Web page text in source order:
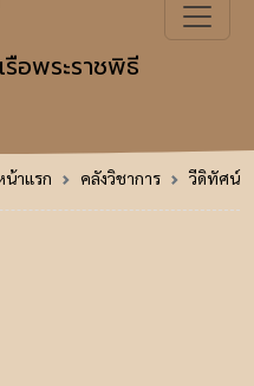
อพระราชพิธี
น้าแรก คลังวิชาการ วีดิทัศน์